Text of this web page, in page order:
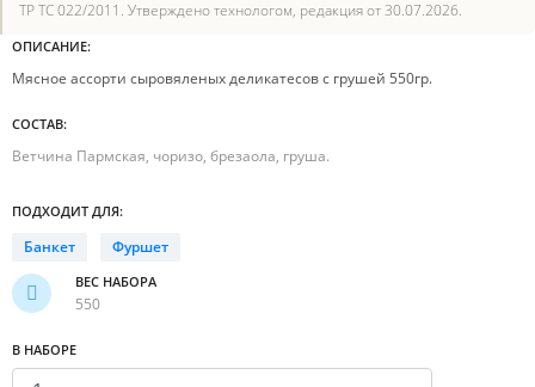
ТР ТС 022/2011. Утверждено технологом, редакция от 30.07.2026.
ОПИСАНИЕ:
Мясное ассорти сыровяленых деликатесов с грушей 550гр.
СОСТАВ:
Ветчина Пармская, чоризо, брезаола, груша.
ПОДХОДИТ ДЛЯ:
Банкет Фуршет
ВЕС НАБОРА
550
В НАБОРЕ